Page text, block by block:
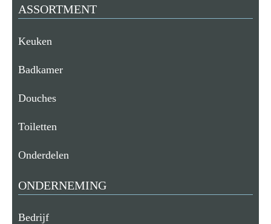
ASSORTMENT
Keuken
Badkamer
Douches
Toiletten
Onderdelen
ONDERNEMING
Bedrijf